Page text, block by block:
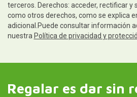
terceros. Derechos: acceder, rectificar y
como otros derechos, como se explica
adicional.Puede consultar información
nuestra Política de privacidad y
Regalar es dar sin